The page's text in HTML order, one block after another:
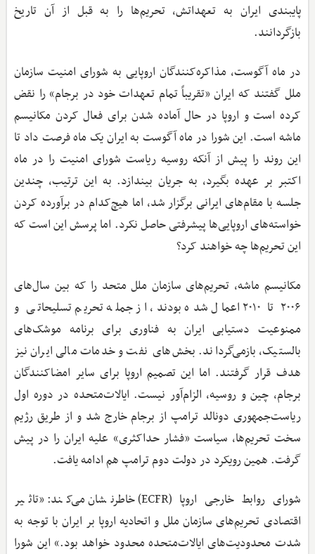
پایبندی ایران به تعهداتش، تحریم‌ها را به قبل از آن تاریخ
بازگردانند.
در ماه آگوست، مذاکره‌کنندگان اروپایی به شورای امنیت سازمان
ملل گفتند که ایران «تقریباً تمام تعهدات خود در برجام» را نقض
کرده است و اروپا در حال آماده شدن برای فعال کردن مکانیسم
ماشه است. این شورا در ماه آگوست به ایران یک ماه فرصت داد تا
این روند را پیش از آنکه روسیه ریاست شورای امنیت را در ماه
اکتبر بر عهده بگیرد، به جریان بیندازد. به این ترتیب، چندین
جلسه با مقام‌های ایرانی برگزار شد، اما هیچ‌کدام در برآورده کردن
خواسته‌های اروپایی‌ها پیشرفتی حاصل نکرد. اما پرسش این است که
این تحریم‌ها چه خواهند کرد؟
مکانیسم ماشه، تحریم‌های سازمان ملل متحد را که بین سال‌های
۲۰۰۶ تا ۲۰۱۰ اعمال شده بودند، از جمله تحریم تسلیحاتی و
ممنوعیت دستیابی ایران به فناوری برای برنامه موشک‌های
بالستیک، بازمی‌گرداند. بخش‌های نفت و خدمات مالی ایران نیز
هدف قرار گرفتند. اما این تصمیم اروپا برای سایر امضاکنندگان
برجام، چین و روسیه، الزام‌آور نیست. ایالات‌متحده در دوره اول
ریاست‌جمهوری دونالد ترامپ از برجام خارج شد و از طریق رژیم
سخت تحریم‌ها، سیاست «فشار حداکثری» علیه ایران را در پیش
گرفت. همین رویکرد در دولت دوم ترامپ هم ادامه یافت.
شورای روابط خارجی اروپا (ECFR) خاطرنشان می‌کند: «تاثیر
اقتصادی تحریم‌های سازمان ملل و اتحادیه اروپا بر ایران با توجه به
‌شدت محدودیت‌های ایالات‌متحده محدود خواهد بود.» این شورا